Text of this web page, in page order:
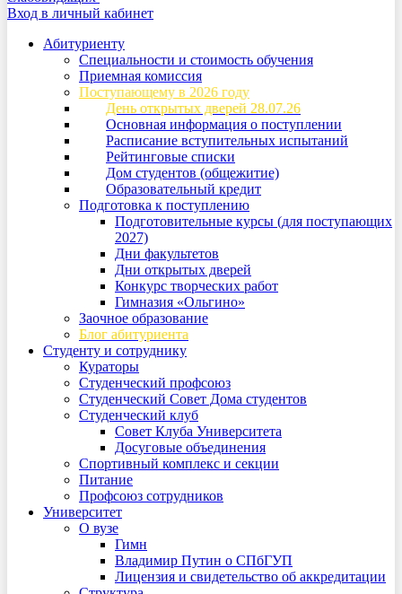
Вход в личный кабинет
Абитуриенту
Специальности и стоимость обучения
Приемная комиссия
Поступающему в 2026 году
День открытых дверей 28.07.26
Основная информация о поступлении
Расписание вступительных испытаний
Рейтинговые списки
Дом студентов (общежитие)
Образовательный кредит
Подготовка к поступлению
Подготовительные курсы (для поступающих
2027)
Дни факультетов
Дни открытых дверей
Конкурс творческих работ
Гимназия «Ольгино»
Заочное образование
Блог абитуриента
Студенту и сотруднику
Кураторы
Студенческий профсоюз
Студенческий Совет Дома студентов
Студенческий клуб
Совет Клуба Университета
Досуговые объединения
Спортивный комплекс и секции
Питание
Профсоюз сотрудников
Университет
О вузе
Гимн
Владимир Путин о СПбГУП
Лицензия и свидетельство об аккредитации